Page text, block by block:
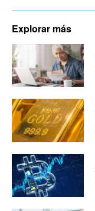
Explorar más